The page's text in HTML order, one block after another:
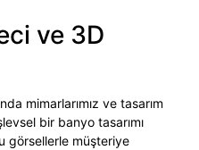
ve 3D
mimarlarımız ve tasarım
bir banyo tasarımı
görsellerle müşteriye